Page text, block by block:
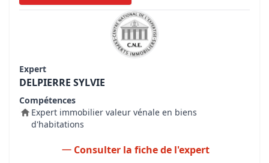
Expert
DELPIERRE SYLVIE
Compétences
Expert immobilier valeur vénale en biens
d'habitations
Consulter la fiche de l'expert